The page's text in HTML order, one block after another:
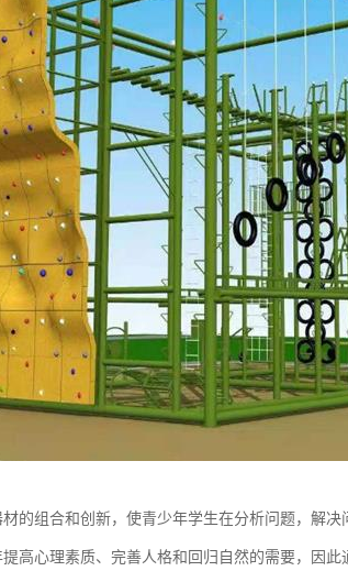
的组合和创新，使青少年学生在分析问题，解
高心理素质、完善人格和回归自然的需要，因